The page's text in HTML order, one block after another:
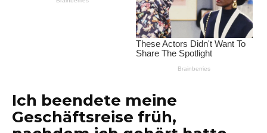
Ich beendete meine
Geschäftsreise früh,